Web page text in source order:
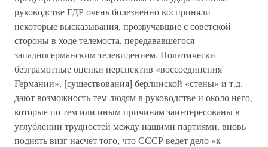
руководстве ГДР очень болезненно восприняли
некоторые высказывания, прозвучавшие с советской
стороны в ходе телемоста, передававшегося
западногерманским телевидением. Политически
безграмотные оценки перспектив «воссоединения
Германии», [существования] берлинской «стены» и т.д.
дают возможность тем людям в руководстве и около него,
которые по тем или иным причинам заинтересованы в
углублении трудностей между нашими партиями, вновь
поднять визг насчет того, что СССР ведет дело «к